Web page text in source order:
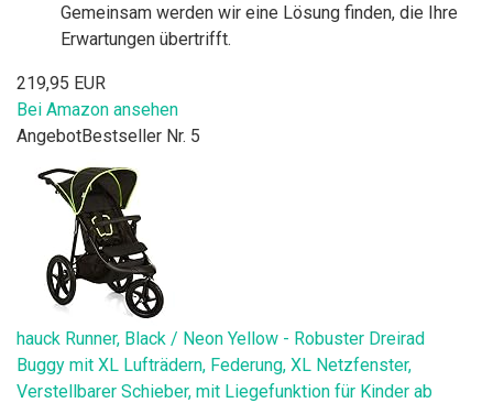
Gemeinsam werden wir eine Lösung finden, die Ihre
Erwartungen übertrifft.
219,95 EUR
Bei Amazon ansehen
AngebotBestseller Nr. 5
hauck Runner, Black / Neon Yellow - Robuster Dreirad
Buggy mit XL Lufträdern, Federung, XL Netzfenster,
Verstellbarer Schieber, mit Liegefunktion für Kinder ab